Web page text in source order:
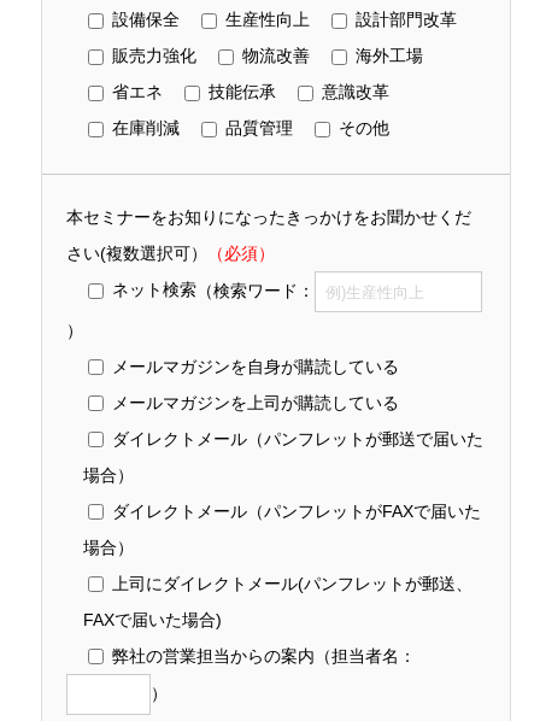
設備保全 生産性向上
設計部門改革
販売力強化
物流改善
海外工場
省エネ
技能伝承
意識改革
在庫削減
品質管理 その他
本セミナーをお知りになったきっかけをお聞かせくだ
さい(複数選択可）
（必須）
ネット検索 （検索ワード：
）
メールマガジンを自身が購読している
メールマガジンを上司が購読している
ダイレクトメール（パンフレットが郵送で届いた
場合）
ダイレクトメール（パンフレットがFAXで届いた
場合）
上司にダイレクトメール(パンフレットが郵送、
FAXで届いた場合)
弊社の営業担当からの案内 （担当者名：
）